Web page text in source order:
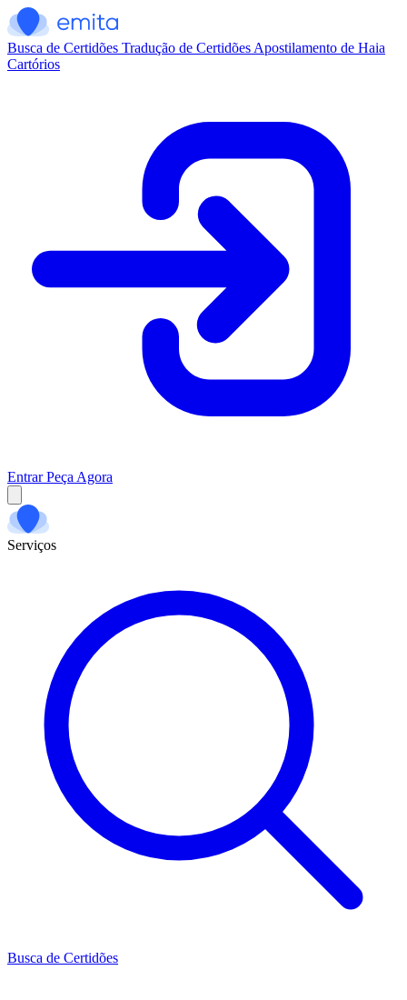
Busca de Certidões Tradução de Certidões Apostilamento de Haia
Cartórios
Entrar Peça Agora
Serviços
Busca de Certidões